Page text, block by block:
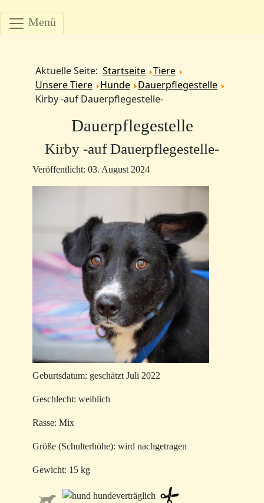
Menü
Aktuelle Seite: Startseite Tiere
Unsere Tiere
Hunde
Dauerpflegestelle
Kirby -auf Dauerpflegestelle-
Dauerpflegestelle
Kirby -auf Dauerpflegestelle-
Veröffentlicht: 03. August 2024
Geburtsdatum: geschätzt Juli 2022
Geschlecht: weiblich
Rasse: Mix
Größe (Schulterhöhe): wird nachgetragen
Gewicht: 15 kg